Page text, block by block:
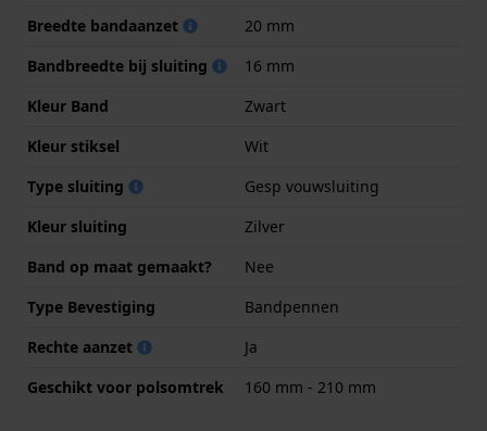
Breedte bandaanzet
20 mm
Bandbreedte bij sluiting
16 mm
Kleur Band
Zwart
Kleur stiksel
Wit
Type sluiting
Gesp vouwsluiting
Kleur sluiting
Zilver
Band op maat gemaakt?
Nee
Type Bevestiging
Bandpennen
Rechte aanzet
Ja
Geschikt voor polsomtrek
160 mm - 210 mm